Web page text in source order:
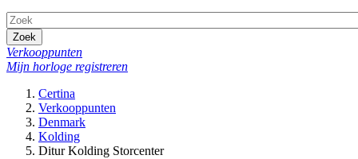
Zoek
Verkooppunten
Mijn horloge registreren
Certina
Verkooppunten
Denmark
Kolding
Ditur Kolding Storcenter